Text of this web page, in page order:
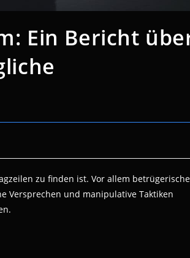
Ein Bericht
zu finden ist. Vor allem betrügerische
Versprechen und manipulative Taktiken